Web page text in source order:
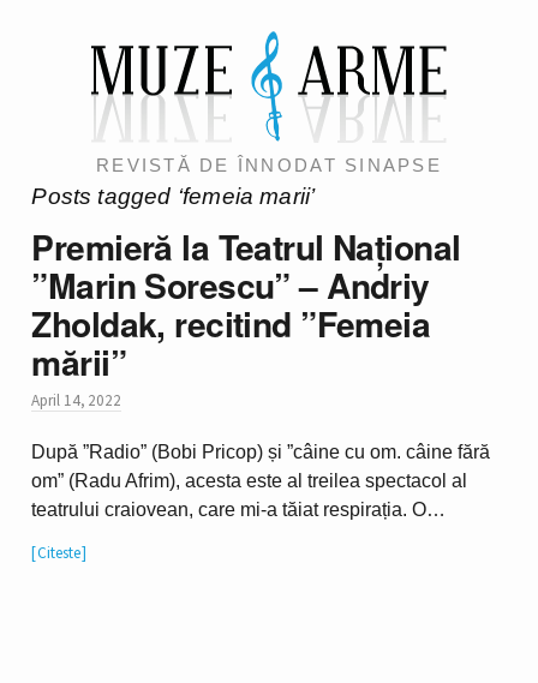
REVISTĂ DE ÎNNODAT SINAPSE
Posts tagged ‘femeia marii’
Premieră la Teatrul Național
”Marin Sorescu” – Andriy
Zholdak, recitind ”Femeia
mării”
April 14, 2022
După ”Radio” (Bobi Pricop) și ”câine cu om. câine fără
om” (Radu Afrim), acesta este al treilea spectacol al
teatrului craiovean, care mi-a tăiat respirația. O…
Citeste